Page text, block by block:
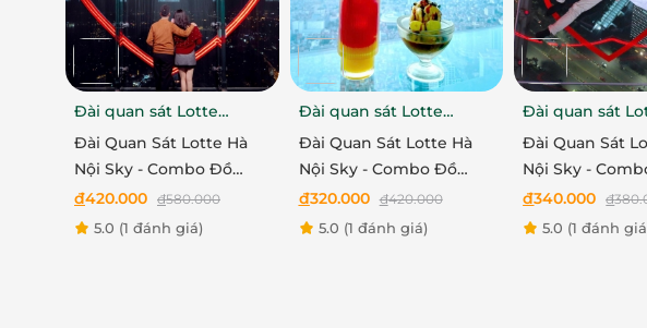
Concept nghệ thuật sống động, đậm chất thị giác
Không gian tại Flyover Starry Sky Art Museum bao gồm nhiều
biệt. Mỗi không gian được thiết kế với hiệu ứng ánh sáng đặc
Palace”, “Starry Sky Pavilion” hay “Breathing Forest”… Tất cả
những bức ảnh “sống ảo” siêu chất. Gương phản chiếu vô
khiến bạn như vỡ òa trong ấn tượng thị giác sắc màu.
Đài quan sát Lotte
Center
Đài Quan Sát Lotte Hà
Nội Sky - Combo Đồ
uống, Ảnh, Trò chơi VR
Mission X, Quà lưu niệm
đ420.000 đ580.000
5.0 (1 đánh giá)
Đài quan sát Lotte
Center
Đài Quan Sát Lotte Hà
Nội Sky - Combo Đồ
uống, Ảnh, Quà lưu niệm
cho Trẻ em
đ320.000 đ420.000
5.0 (1 đánh giá)
Đài quan sát
Center
Đài Quan Sát
Nội Sky -
uống, Ảnh cho
lớn
đ340.000 đ
5.0 (1 đánh